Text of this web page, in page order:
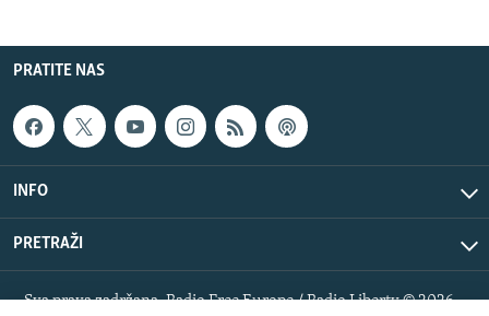
PRATITE NAS
INFO
PRETRAŽI
Sva prava zadržana. Radio Free Europe / Radio Liberty © 2026